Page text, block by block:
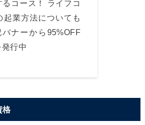
コース！ ライフコ
起業方法についても
ナーから95%OFF
行中
格